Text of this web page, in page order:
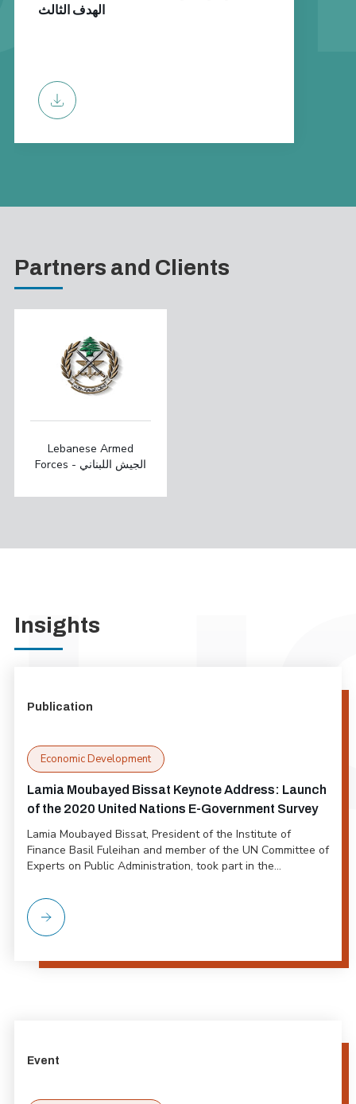
الهدف الثالث
Partners and Clients
Lebanese Armed
Forces - الجيش اللبناني
Insights
Publication
Economic Development
Lamia Moubayed Bissat Keynote Address: Launch
of the 2020 United Nations E-Government Survey
Lamia Moubayed Bissat, President of the Institute of
Finance Basil Fuleihan and member of the UN Committee of
Experts on Public Administration, took part in the...
Event